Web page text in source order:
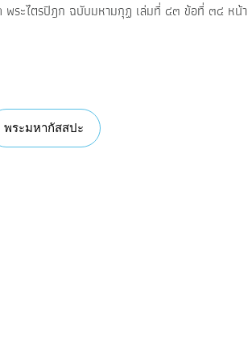
พระไตรปิฎก ฉบับมหามกุฏ เล่มที่ ๔๓ ข้อที่ ๓๔ หน้
พระมหากัสสปะ